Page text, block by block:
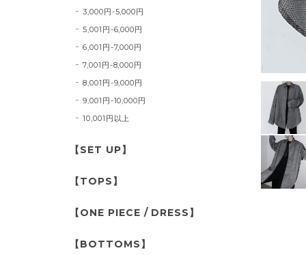
3,000円-5,000円
5,001円-6,000円
6,001円-7,000円
7,001円-8,000円
8,001円-9,000円
9,001円-10,000円
10,001円以上
【SET UP】
【TOPS】
【ONE PIECE / DRESS】
【BOTTOMS】